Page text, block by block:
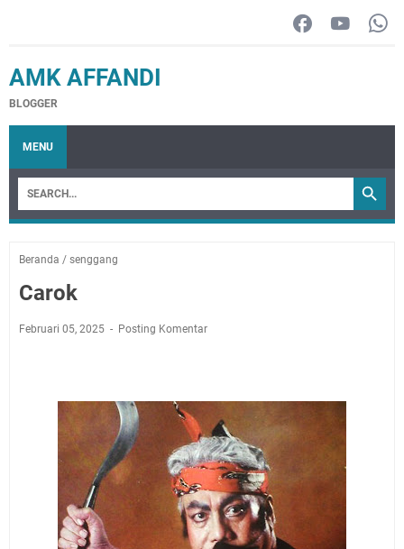
AMK AFFANDI
BLOGGER
MENU
Beranda / senggang
Carok
Februari 05, 2025 Posting Komentar